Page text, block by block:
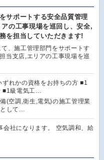
サポートする安全品質管理
の工事現場を巡回し、安全,
を担当していただきます!
て、施工管理部門をサポートす
当支店,エリアの工事現場を巡
ずれかの資格をお持ちの方 ■1
■1級電気工…
(空調,衛生,電気)の施工管理業
して…
会社になります。 空気調和、給